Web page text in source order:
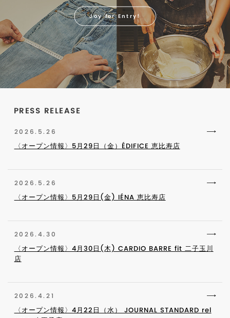
Joy for Entry!
PRESS RELEASE
2026.5.26
〈オープン情報〉5月29日（金）ÉDIFICE 恵比寿店
2026.5.26
〈オープン情報〉5月29日(金) IÉNA 恵比寿店
2026.4.30
〈オープン情報〉4月30日(木) CARDIO BARRE fit 二子玉川
店
2026.4.21
〈オープン情報〉4月22日（水） JOURNAL STANDARD rel